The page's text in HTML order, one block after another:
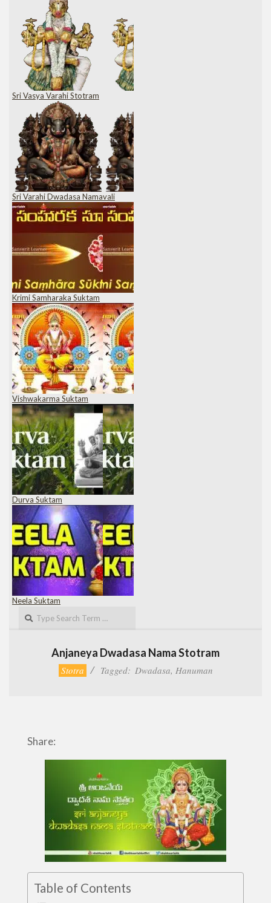
Sri Vasya Varahi Stotram
Sri Varahi Dwadasa Namavali
Krimi Samharaka Suktam
Vishwakarma Suktam
Durva Suktam
Neela Suktam
Anjaneya Dwadasa Nama Stotram
Stotra Tagged: Dwadasa, Hanuman
Share:
Table of Contents